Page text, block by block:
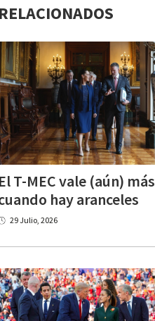
RELACIONADOS
El T-MEC vale (aún) más
hay aranceles
29 Julio, 2026